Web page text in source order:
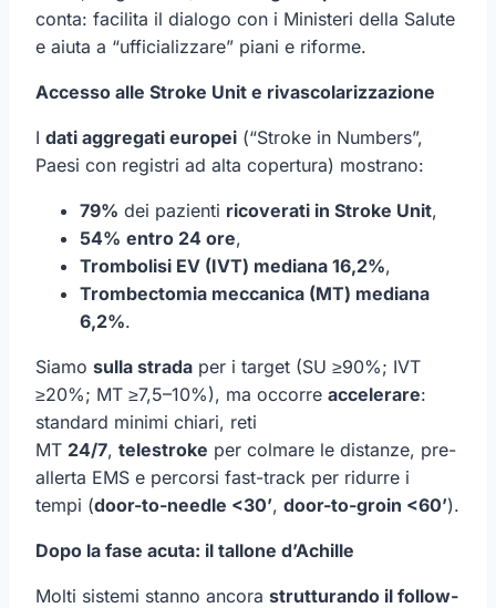
conta: facilita il dialogo con i Ministeri della Salute
e aiuta a “ufficializzare” piani e riforme.
Accesso alle Stroke Unit e rivascolarizzazione
I dati aggregati europei (“Stroke in Numbers”,
Paesi con registri ad alta copertura) mostrano:
79% dei pazienti ricoverati in Stroke Unit,
54% entro 24 ore,
Trombolisi EV (IVT) mediana 16,2%,
Trombectomia meccanica (MT) mediana
6,2%.
Siamo sulla strada per i target (SU ≥90%; IVT
≥20%; MT ≥7,5–10%), ma occorre accelerare:
standard minimi chiari, reti
MT 24/7, telestroke per colmare le distanze, pre-
allerta EMS e percorsi fast-track per ridurre i
tempi (door-to-needle <30’, door-to-groin <60’).
Dopo la fase acuta: il tallone d’Achille
Molti sistemi stanno ancora strutturando il follow-